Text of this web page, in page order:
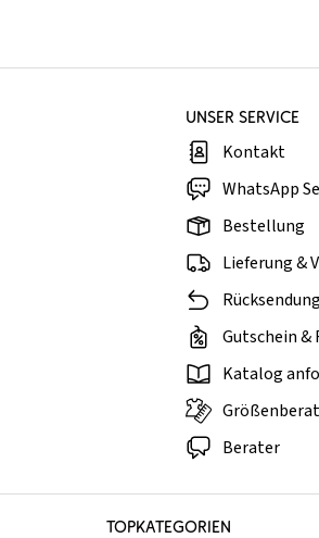
UNSER SERVICE
Kontakt
WhatsApp
Bestellung
Lieferung &
Rücksendung
Gutschein &
Katalog
Berater
TOPKATEGORIEN